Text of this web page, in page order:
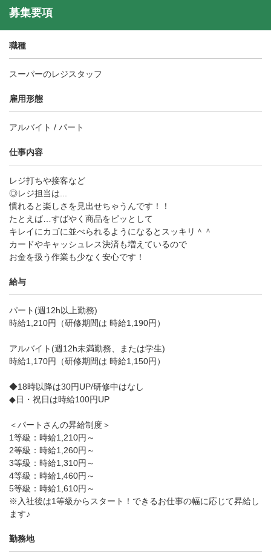
募集要項
職種
スーパーのレジスタッフ
雇用形態
アルバイト / パート
仕事内容
レジ打ちや接客など
◎レジ担当は...
慣れると楽しさを見出せちゃうんです！！
たとえば…すばやく商品をピッとして
キレイにカゴに並べられるようになるとスッキリ＾＾
カードやキャッシュレス決済も増えているので
お金を扱う作業も少なく安心です！
給与
パート(週12h以上勤務)
時給1,210円（研修期間は 時給1,190円）
アルバイト(週12h未満勤務、または学生)
時給1,170円（研修期間は 時給1,150円）
◆18時以降は30円UP/研修中はなし
◆日・祝日は時給100円UP
＜パートさんの昇給制度＞
1等級：時給1,210円～
2等級：時給1,260円～
3等級：時給1,310円～
4等級：時給1,460円～
5等級：時給1,610円～
※入社後は1等級からスタート！できるお仕事の幅に応じて昇給し
ます♪
勤務地